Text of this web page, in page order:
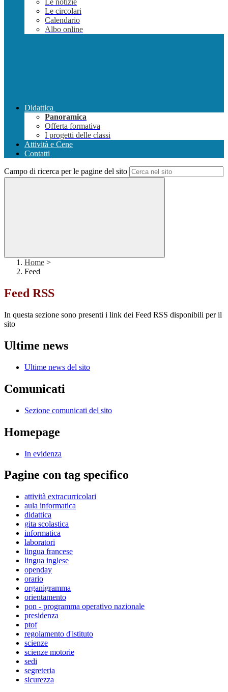
Le notizie
Le circolari
Calendario
Albo online
Didattica
Panoramica
Offerta formativa
I progetti delle classi
Attività e Cene
Contatti
Campo di ricerca per le pagine del sito
Home >
Feed
Feed RSS
In questa sezione sono presenti i link dei Feed RSS disponibili per il
sito
Ultime news
Ultime news del sito
Comunicati
Sezione comunicati del sito
Homepage
In evidenza
Pagine con tag specifico
attività extracurricolari
aula informatica
didattica
gita scolastica
informatica
laboratori
lingua francese
lingua inglese
openday
orario
organigramma
orientamento
pon - programma operativo nazionale
presidenza
ptof
regolamento d'istituto
scienze
scienze motorie
sedi
segreteria
sicurezza